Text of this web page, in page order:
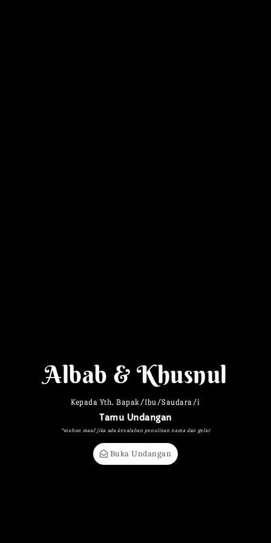
04. 10. 2023
Albab & Khusnul
Kepada Yth. Bapak/Ibu/Saudara/i
Tamu Undangan
*mohon maaf jika ada kesalahan penulisan nama dan gelar
Buka Undangan